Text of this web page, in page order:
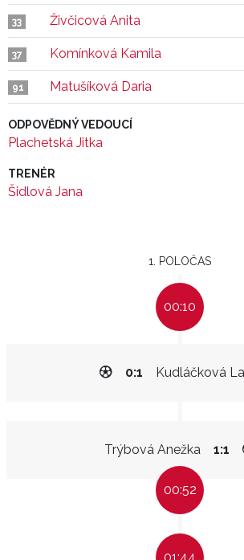
33 Živčicová Anita
37 Komínková Kamila
91 Matušíková Daria
ODPOVĚDNÝ VEDOUCÍ
Plachetská Jitka
TRENÉR
Šidlová Jana
1. POLOČAS
00:10
Kudláčková
0:1
Trýbová Anežka 1:1
00:52